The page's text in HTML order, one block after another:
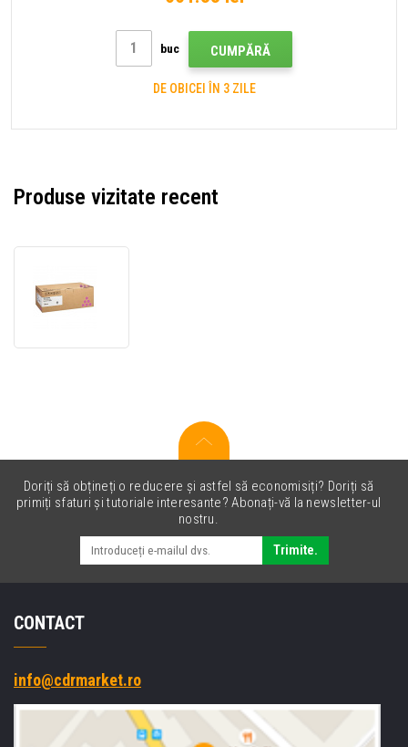
buc CUMPĂRĂ
DE OBICEI ÎN 3 ZILE
Produse vizitate recent
(magenta)
Doriți să obțineți o reducere și astfel să economisiți? Doriți să
primiți sfaturi și tutoriale interesante? Abonați-vă la newsletter-ul
nostru.
Trimite.
CONTACT
info@cdrmarket.ro